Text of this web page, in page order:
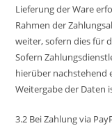
Lieferung der Ware
Rahmen der
weiter, sofern dies für
Sofern
hierüber nachstehend
Weitergabe der Daten
3.2 Bei Zahlung via